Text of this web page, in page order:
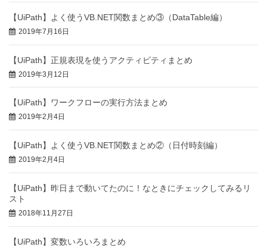
【UiPath】よく使うVB.NET関数まとめ③（DataTable編）
2019年7月16日
【UiPath】正規表現を使うアクティビティまとめ
2019年3月12日
【UiPath】ワークフローの実行方法まとめ
2019年2月4日
【UiPath】よく使うVB.NET関数まとめ②（日付時刻編）
2019年2月4日
【UiPath】昨日まで動いてたのに！なときにチェックしてみるリ
スト
2018年11月27日
【UiPath】変数いろいろまとめ